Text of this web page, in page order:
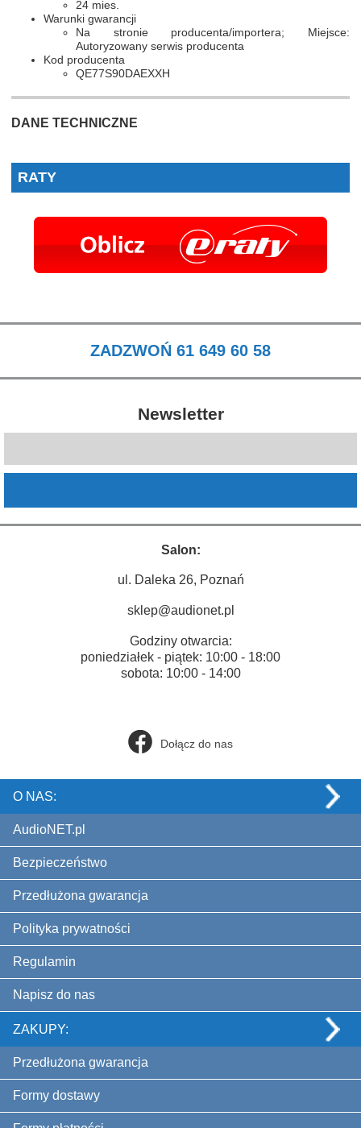
24 mies.
Warunki gwarancji
Na stronie producenta/importera; Miejsce:
Autoryzowany serwis producenta
Kod producenta
QE77S90DAEXXH
DANE TECHNICZNE
RATY
ZADZWOŃ 61 649 60 58
Newsletter
Salon:
ul. Daleka 26, Poznań
sklep@audionet.pl
Godziny otwarcia:
poniedziałek - piątek: 10:00 - 18:00
sobota: 10:00 - 14:00
Dołącz do nas
O NAS:
AudioNET.pl
Bezpieczeństwo
Przedłużona gwarancja
Polityka prywatności
Regulamin
Napisz do nas
ZAKUPY:
Przedłużona gwarancja
Formy dostawy